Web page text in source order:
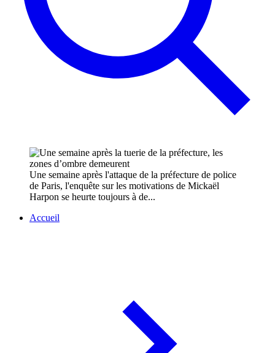
Une semaine après l'attaque de la préfecture de police
de Paris, l'enquête sur les motivations de Mickaël
Harpon se heurte toujours à de...
Accueil